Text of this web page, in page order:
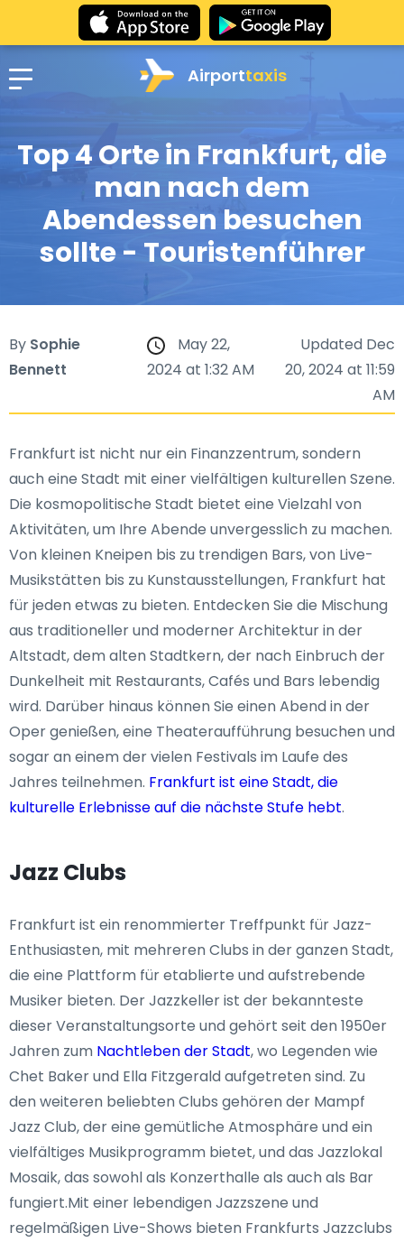
Airporttaxis
Top 4 Orte in Frankfurt, die
man nach dem
Abendessen besuchen
sollte - Touristenführer
By Sophie
Bennett
May 22,
2024 at 1:32 AM
Updated Dec
20, 2024 at 11:59
AM
Frankfurt ist nicht nur ein Finanzzentrum, sondern
auch eine Stadt mit einer vielfältigen kulturellen Szene.
Die kosmopolitische Stadt bietet eine Vielzahl von
Aktivitäten, um Ihre Abende unvergesslich zu machen.
Von kleinen Kneipen bis zu trendigen Bars, von Live-
Musikstätten bis zu Kunstausstellungen, Frankfurt hat
für jeden etwas zu bieten. Entdecken Sie die Mischung
aus traditioneller und moderner Architektur in der
Altstadt, dem alten Stadtkern, der nach Einbruch der
Dunkelheit mit Restaurants, Cafés und Bars lebendig
wird. Darüber hinaus können Sie einen Abend in der
Oper genießen, eine Theateraufführung besuchen und
sogar an einem der vielen Festivals im Laufe des
Jahres teilnehmen. Frankfurt ist eine Stadt, die
kulturelle Erlebnisse auf die nächste Stufe hebt.
Jazz Clubs
Frankfurt ist ein renommierter Treffpunkt für Jazz-
Enthusiasten, mit mehreren Clubs in der ganzen Stadt,
die eine Plattform für etablierte und aufstrebende
Musiker bieten. Der Jazzkeller ist der bekannteste
dieser Veranstaltungsorte und gehört seit den 1950er
Jahren zum Nachtleben der Stadt, wo Legenden wie
Chet Baker und Ella Fitzgerald aufgetreten sind. Zu
den weiteren beliebten Clubs gehören der Mampf
Jazz Club, der eine gemütliche Atmosphäre und ein
vielfältiges Musikprogramm bietet, und das Jazzlokal
Mosaik, das sowohl als Konzerthalle als auch als Bar
fungiert.Mit einer lebendigen Jazzszene und
regelmäßigen Live-Shows bieten Frankfurts Jazzclubs